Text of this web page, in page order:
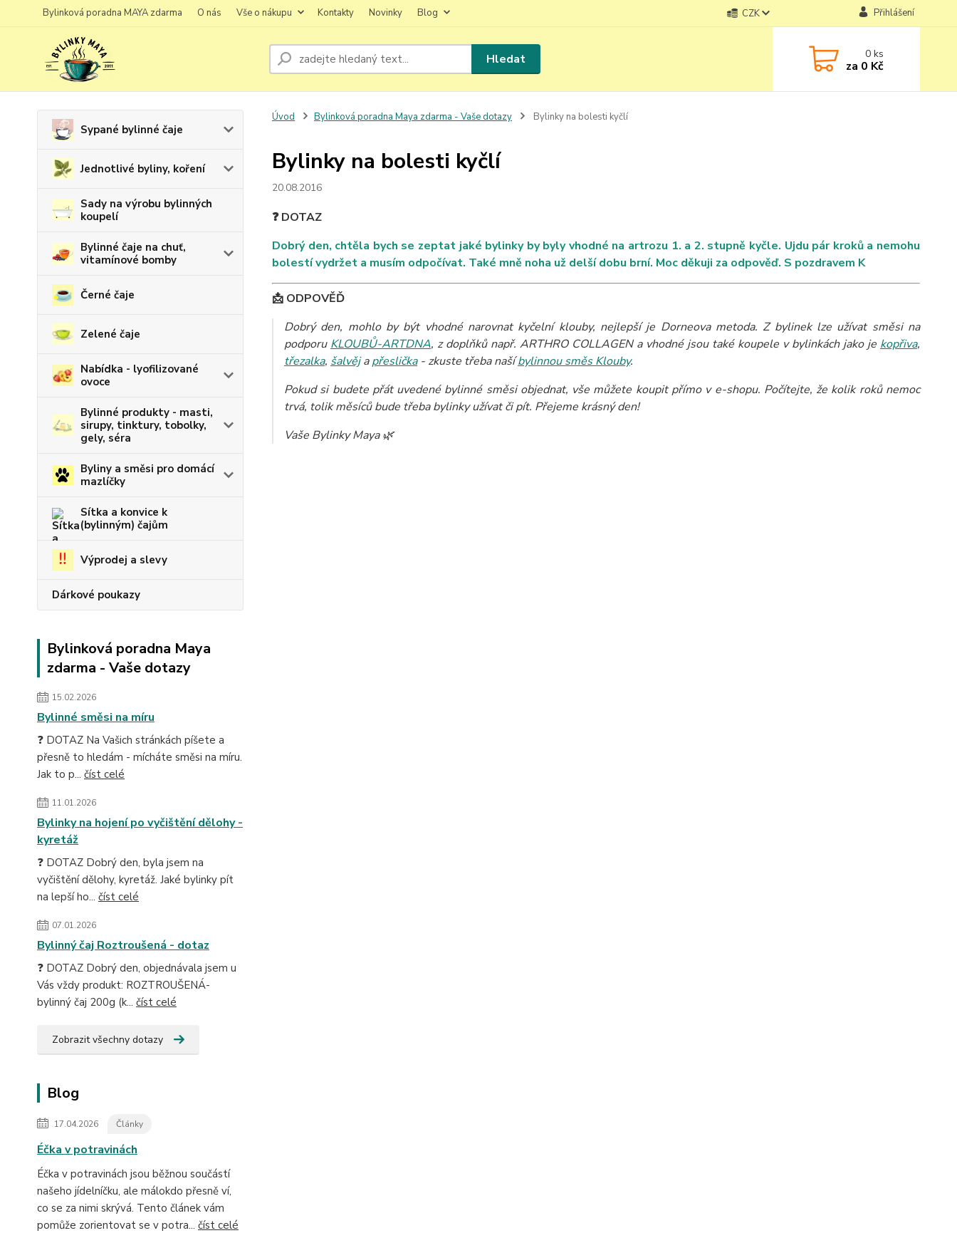
Bylinková poradna MAYA zdarma O nás Vše o nákupu Kontakty Novinky Blog CZK Přihlášení
Hledat 0ks
za 0 Kč
Sypané bylinné čaje
Jednotlivé byliny, koření
Sady na výrobu bylinných
koupelí
Bylinné čaje na chuť,
vitamínové bomby
Černé čaje
Zelené čaje
Nabídka - lyofilizované
ovoce
Bylinné produkty - masti,
sirupy, tinktury, tobolky,
gely, séra
Byliny a směsi pro domácí
mazlíčky
Sítka a konvice k
(bylinným) čajům
Výprodej a slevy
Dárkové poukazy
Bylinková poradna Maya
zdarma - Vaše dotazy
15.02.2026
Bylinné směsi na míru
❓ DOTAZ Na Vašich stránkách píšete a
přesně to hledám - mícháte směsi na míru.
Jak to p... číst celé
11.01.2026
Bylinky na hojení po vyčištění dělohy -
kyretáž
❓ DOTAZ Dobrý den, byla jsem na
vyčištění dělohy, kyretáž. Jaké bylinky pít
na lepší ho... číst celé
07.01.2026
Bylinný čaj Roztroušená - dotaz
❓ DOTAZ Dobrý den, objednávala jsem u
Vás vždy produkt: ROZTROUŠENÁ-
bylinný čaj 200g (k... číst celé
Zobrazit všechny dotazy
Blog
17.04.2026 Články
Éčka v potravinách
Éčka v potravinách jsou běžnou součástí
našeho jídelníčku, ale málokdo přesně ví,
co se za nimi skrývá. Tento článek vám
pomůže zorientovat se v potra... číst celé
Úvod Bylinková poradna Maya zdarma - Vaše dotazy Bylinky na bolesti kyčlí
Bylinky na bolesti kyčlí
20.08.2016
❓ DOTAZ
Dobrý den, chtěla bych se zeptat jaké bylinky by byly vhodné na artrozu 1. a 2. stupně kyčle. Ujdu pár kroků a nemohu
bolestí vydržet a musím odpočívat. Také mně noha už delší dobu brní. Moc děkuji za odpověď. S pozdravem K
📩 ODPOVĚĎ
Dobrý den, mohlo by být vhodné narovnat kyčelní klouby, nejlepší je Dorneova metoda. Z bylinek lze užívat směsi na
podporu KLOUBŮ-ARTDNA, z doplňků např. ARTHRO COLLAGEN a vhodné jsou také koupele v bylinkách jako je kopřiva,
třezalka, šalvějapřeslička- zkuste třeba našíbylinnou směs Klouby.
Pokud si budete přát uvedené bylinné směsi objednat, vše můžete koupit přímo v e-shopu. Počítejte, že kolik roků nemoc
trvá, tolik měsíců bude třeba bylinky užívat či pít. Přejeme krásný den!
Vaše Bylinky Maya 🌿